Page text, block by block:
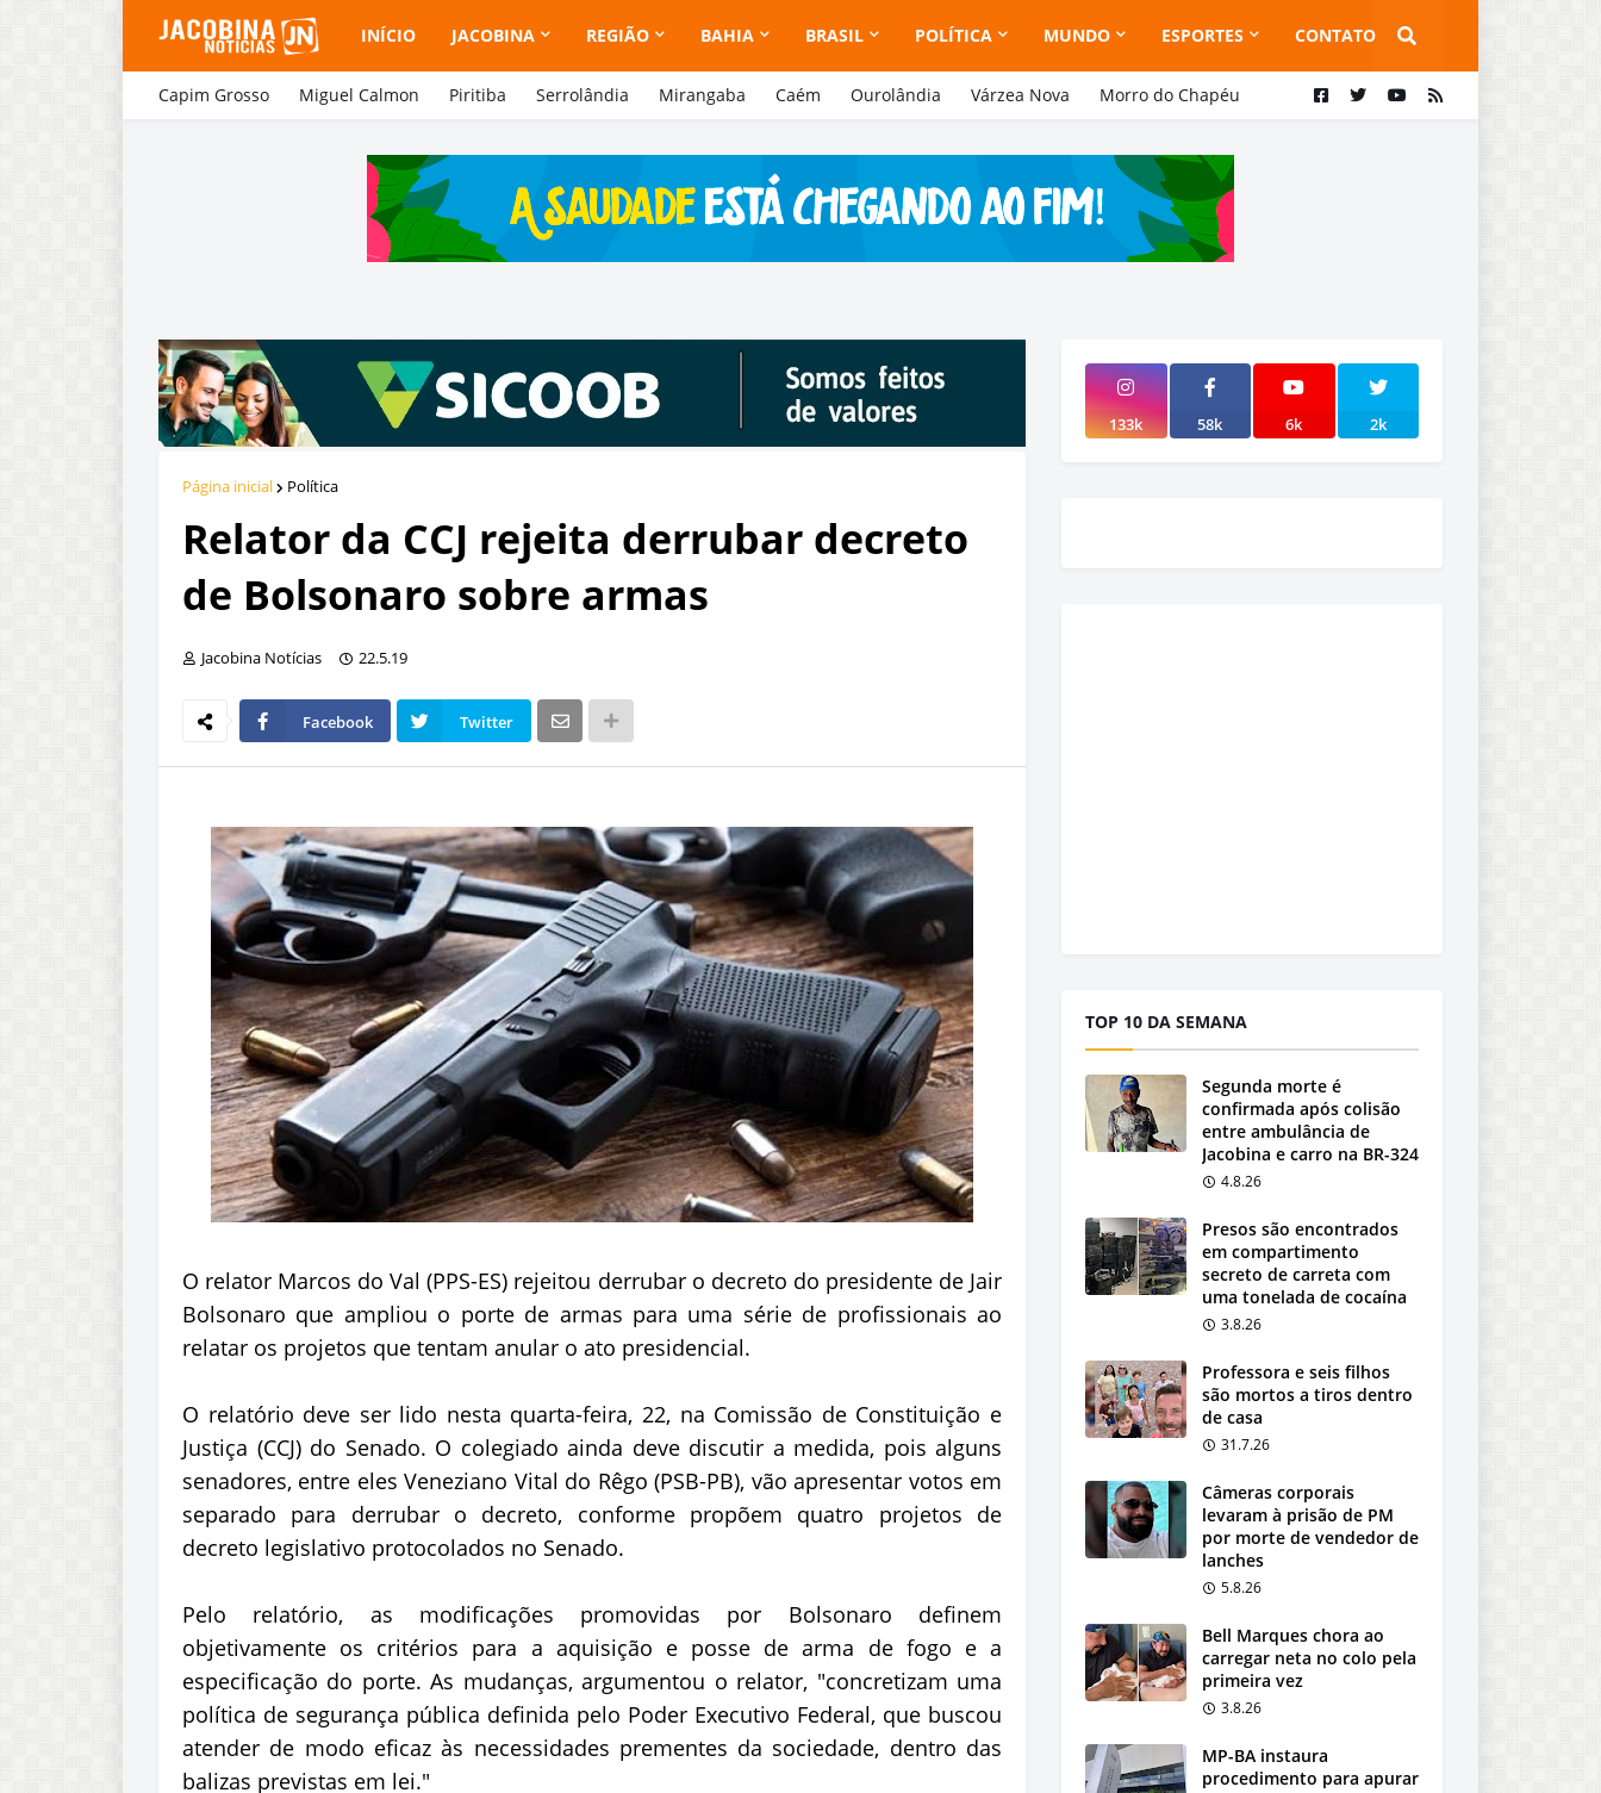
INÍCIO JACOBINA REGIÃO BAHIA BRASIL POLÍTICA MUNDO ESPORTES CONTATO
Capim Grosso Miguel Calmon Piritiba Serrolândia Mirangaba Caém Ourolândia Várzea Nova Morro do Chapéu
Página inicial Política
Relator da CCJ rejeita derrubar decreto
de Bolsonaro sobre armas
Jacobina Notícias 22.5.19
Facebook Twitter
O relator Marcos do Val (PPS-ES) rejeitou derrubar o decreto do presidente de Jair
Bolsonaro que ampliou o porte de armas para uma série de profissionais ao
relatar os projetos que tentam anular o ato presidencial.
O relatório deve ser lido nesta quarta-feira, 22, na Comissão de Constituição e
Justiça (CCJ) do Senado. O colegiado ainda deve discutir a medida, pois alguns
senadores, entre eles Veneziano Vital do Rêgo (PSB-PB), vão apresentar votos em
separado para derrubar o decreto, conforme propõem quatro projetos de
decreto legislativo protocolados no Senado.
Pelo relatório, as modificações promovidas por Bolsonaro definem
objetivamente os critérios para a aquisição e posse de arma de fogo e a
especificação do porte. As mudanças, argumentou o relator, "concretizam uma
política de segurança pública definida pelo Poder Executivo Federal, que buscou
atender de modo eficaz às necessidades prementes da sociedade, dentro das
balizas previstas em lei."
133k 58k 6k 2k
TOP 10 DA SEMANA
Segunda morte é
confirmada após colisão
entre ambulância de
Jacobina e carro na BR-324
4.8.26
Presos são encontrados
em compartimento
secreto de carreta com
uma tonelada de cocaína
3.8.26
Professora e seis filhos
são mortos a tiros dentro
de casa
31.7.26
Câmeras corporais
levaram à prisão de PM
por morte de vendedor de
lanches
5.8.26
Bell Marques chora ao
carregar neta no colo pela
primeira vez
3.8.26
MP-BA instaura
procedimento para apurar